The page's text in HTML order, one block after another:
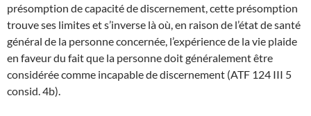
présomption de capacité de discernement, cette présomption
trouve ses limites et s’inverse là où, en raison de l’état de santé
général de la personne concernée, l’expérience de la vie plaide
en faveur du fait que la personne doit généralement être
considérée comme incapable de discernement (ATF 124 III 5
consid. 4b).